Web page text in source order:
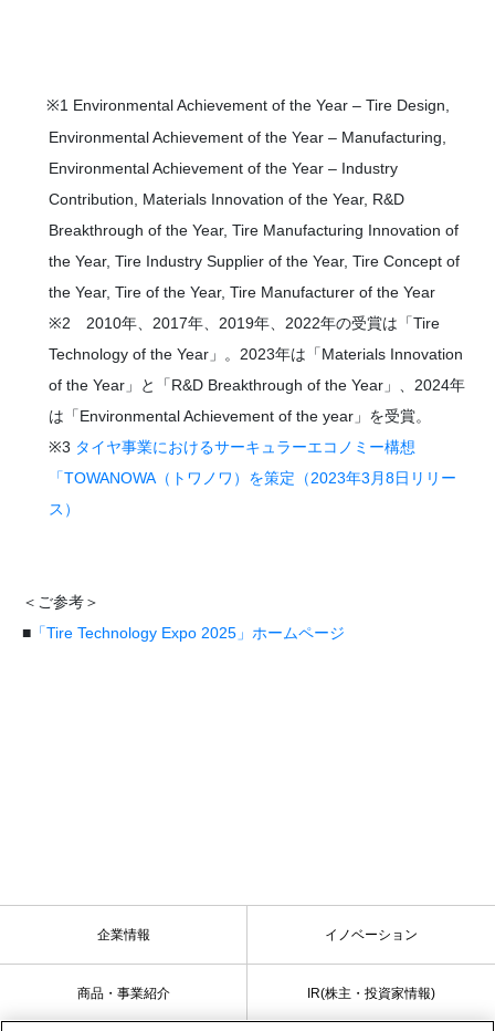
※1 Environmental Achievement of the Year – Tire Design,
Environmental Achievement of the Year – Manufacturing,
Environmental Achievement of the Year – Industry
Contribution, Materials Innovation of the Year, R&D
Breakthrough of the Year, Tire Manufacturing Innovation of
the Year, Tire Industry Supplier of the Year, Tire Concept of
the Year, Tire of the Year, Tire Manufacturer of the Year
※2 2010年、2017年、2019年、2022年の受賞は「Tire
Technology of the Year」。2023年は「Materials Innovation
of the Year」と「R&D Breakthrough of the Year」、2024年
は「Environmental Achievement of the year」を受賞。
※3 タイヤ事業におけるサーキュラーエコノミー構想
「TOWANOWA（トワノワ）を策定（2023年3月8日リリー
ス）
＜ご参考＞
■ 「Tire Technology Expo 2025」ホームページ
企業情報 イノベーション
商品・事業紹介 IR(株主・投資家情報)